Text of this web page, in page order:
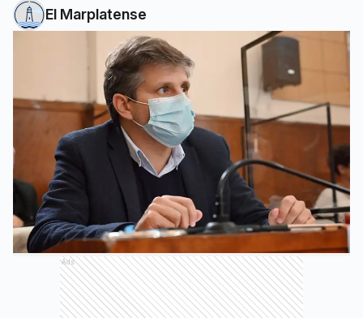
El Marplatense
Ads